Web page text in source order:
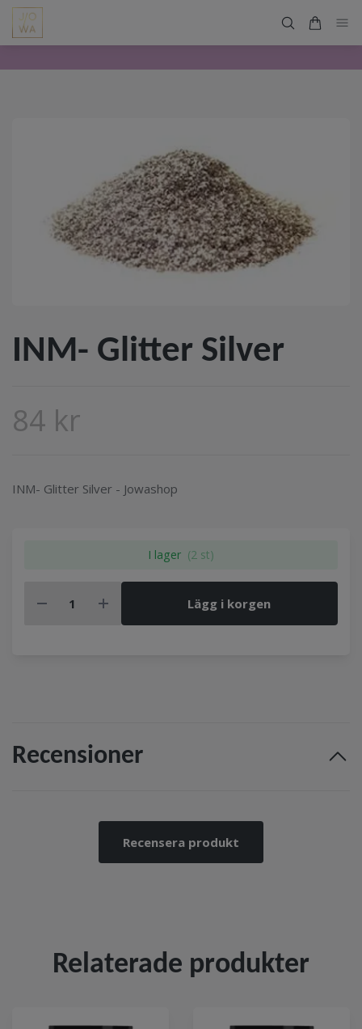
INM- Glitter Silver
84 kr
INM- Glitter Silver - Jowashop
I lager (2 st)
Lägg i korgen
Recensioner
Recensera produkt
Relaterade produkter